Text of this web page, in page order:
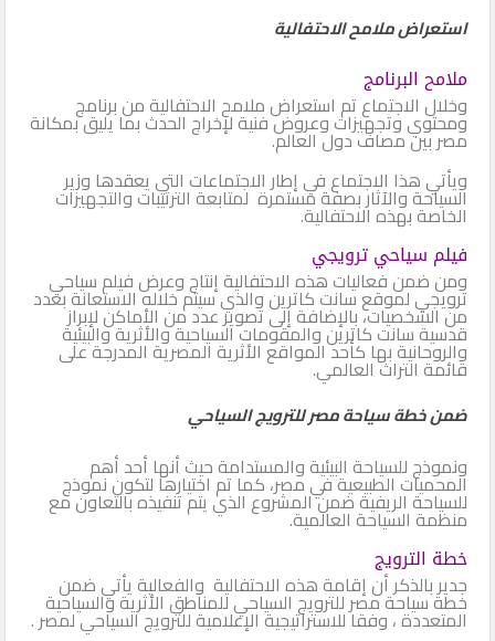
استعراض ملامح الاحتفالية
ملامح البرنامج
وخلال الاجتماع تم استعراض ملامح الاحتفالية من برنامج
ومحتوي وتجهيزات وعروض فنية لإخراج الحدث بما يليق بمكانة
مصر بين مصاف دول العالم.
ويأتي هذا الاجتماع في إطار الاجتماعات التي يعقدها وزير
السياحة والآثار بصفة مستمرة لمتابعة الترتيبات والتجهيزات
الخاصة بهذه الاحتفالية.
فيلم سياحي ترويجي
ومن ضمن فعاليات هذه الاحتفالية إنتاج وعرض فيلم سياحي
ترويجي لموقع سانت كاترين والذي سيتم خلاله الاستعانة بعدد
من الشخصيات، بالإضافة إلى تصوير عدد من الأماكن لإبراز
قدسية سانت كاترين والمقومات السياحية والأثرية والبيئية
والروحانية بها كأحد المواقع الأثرية المصرية المدرجة على
قائمة التراث العالمي.
ضمن خطة سياحة مصر للترويج السياحي
ونموذج للسياحة البيئية والمستدامة حيث أنها أحد أهم
المحميات الطبيعية في مصر، كما تم اختيارها لتكون نموذج
للسياحة الريفية ضمن المشروع الذي يتم تنفيذه بالتعاون مع
منظمة السياحة العالمية.
خطة الترويج
جدير بالذكر أن إقامة هذه الاحتفالية والفعالية يأتي ضمن
خطة سياحة مصر للترويج السياحي للمناطق الأثرية والسياحية
المتعددة ، وفقا للاستراتيجية الإعلامية للترويج السياحي لمصر .